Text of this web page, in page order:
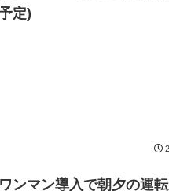
定)
ンマン導入で朝夕の運